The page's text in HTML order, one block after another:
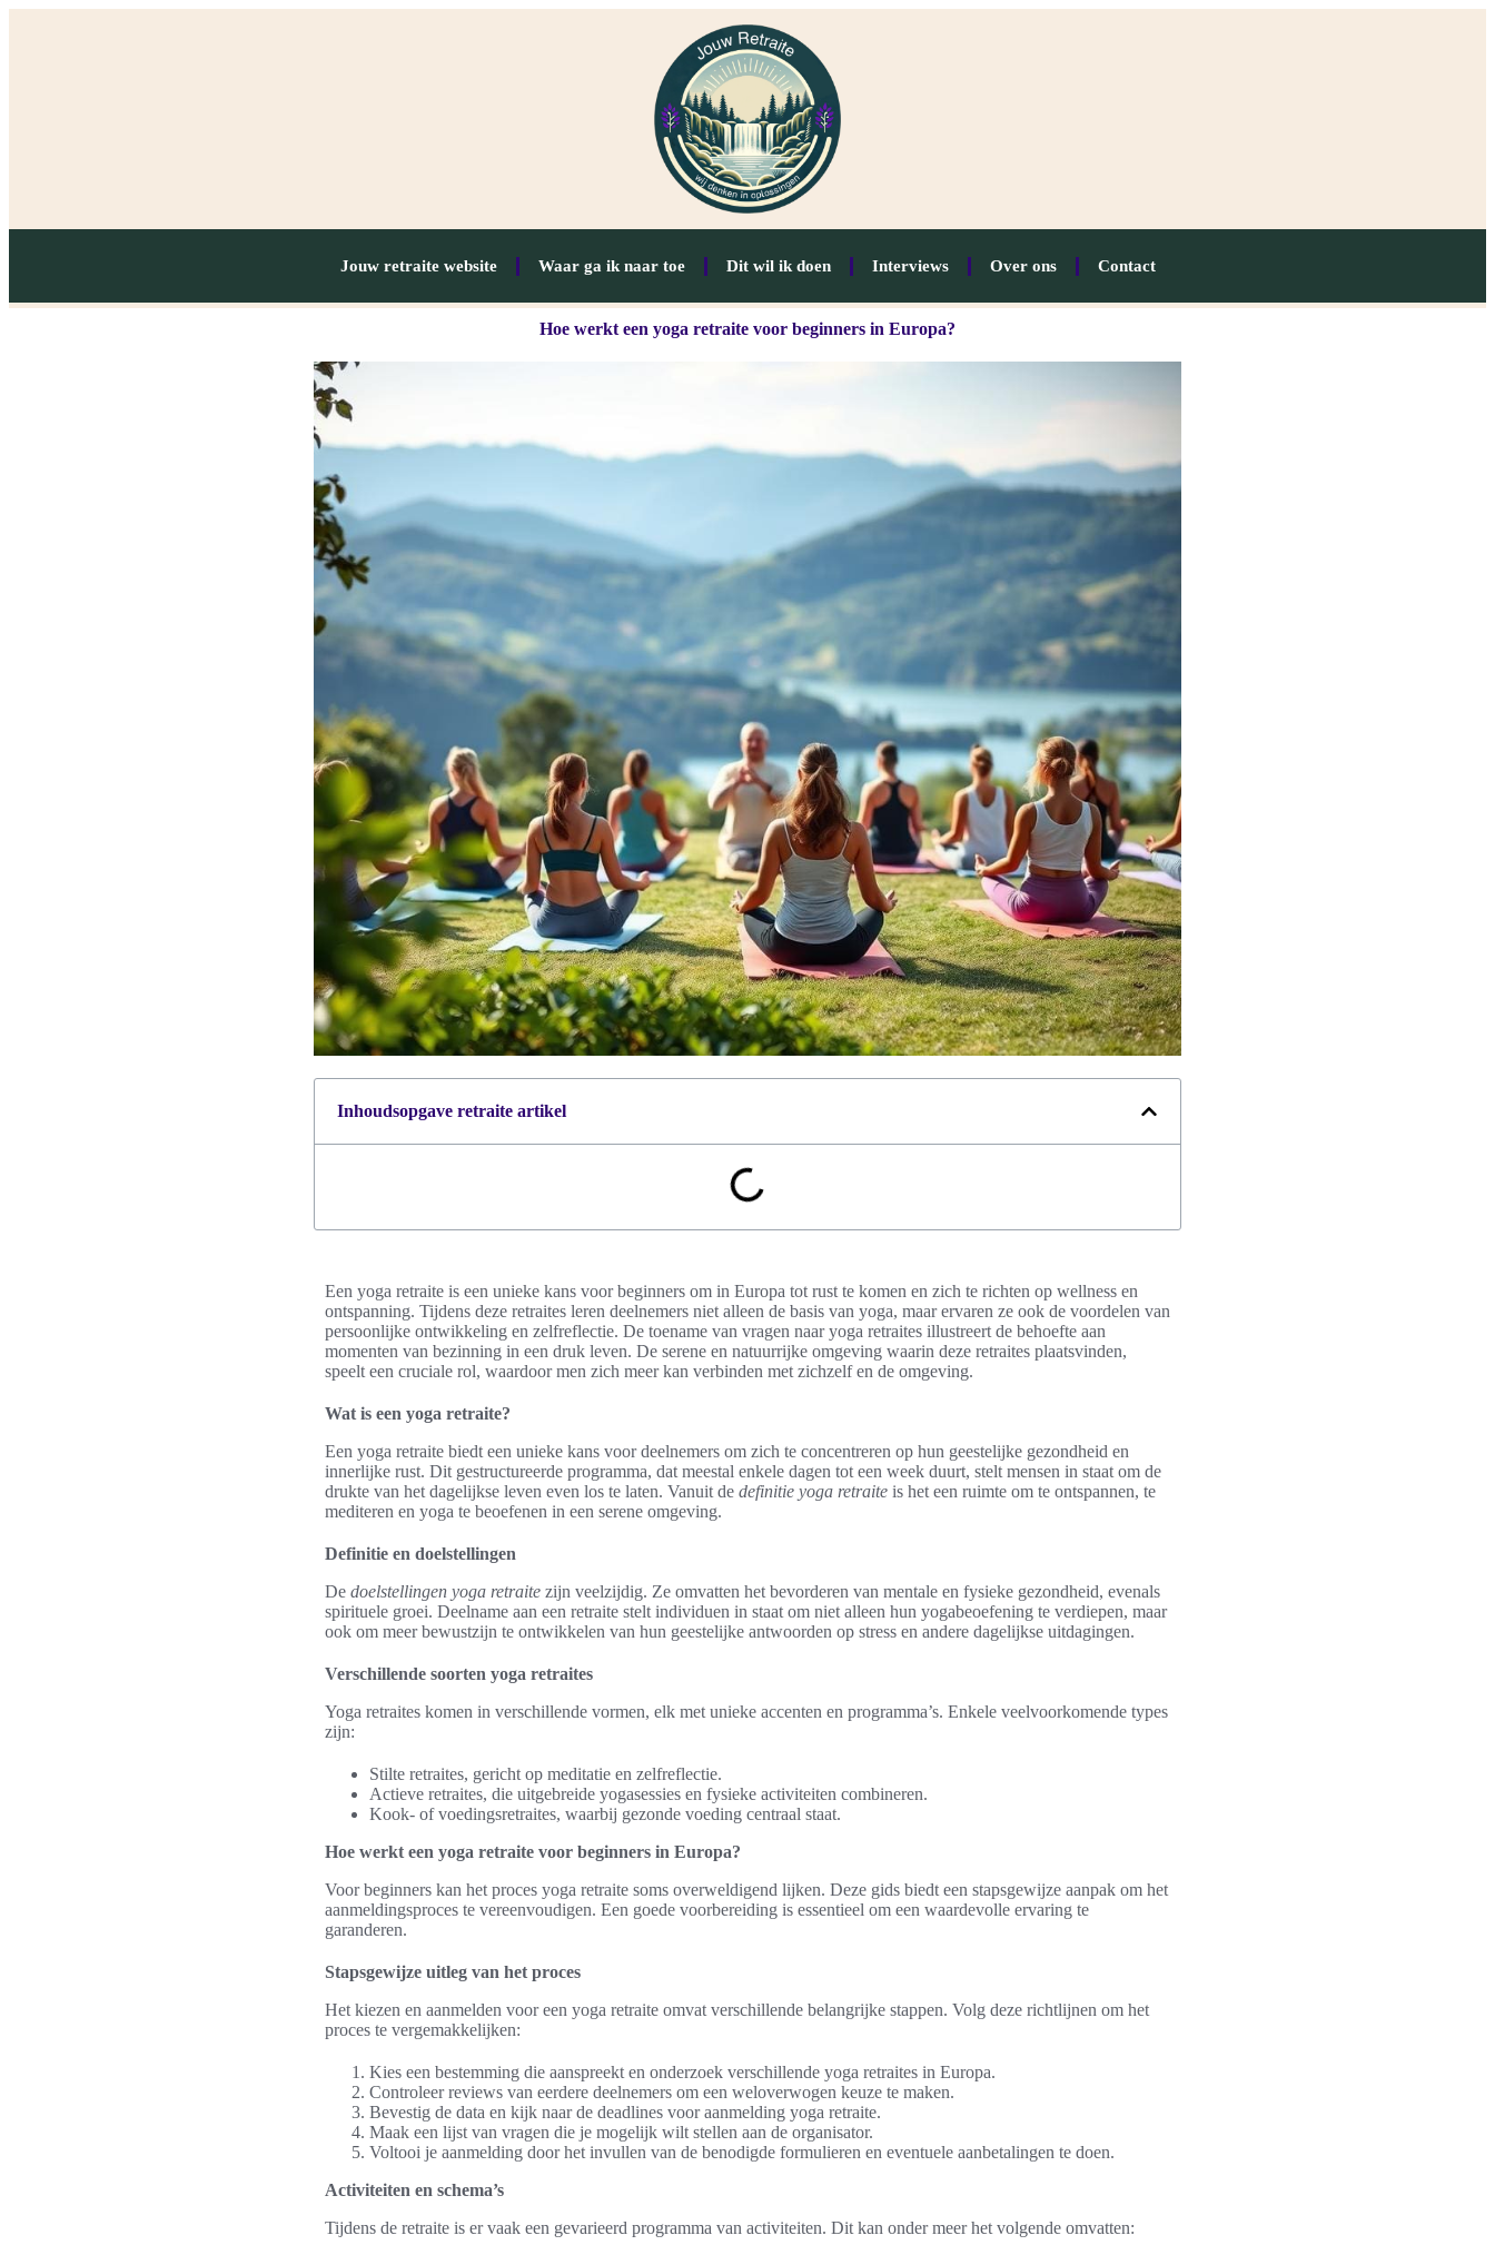
Jouw retraite website Waar ga ik naar toe Dit wil ik doen Interviews Over ons Contact
Hoe werkt een yoga retraite voor beginners in Europa?
Inhoudsopgave retraite artikel
Een yoga retraite is een unieke kans voor beginners om in Europa tot rust te komen en zich te richten op wellness en
ontspanning. Tijdens deze retraites leren deelnemers niet alleen de basis van yoga, maar ervaren ze ook de voordelen van
persoonlijke ontwikkeling en zelfreflectie. De toename van vragen naar yoga retraites illustreert de behoefte aan
momenten van bezinning in een druk leven. De serene en natuurrijke omgeving waarin deze retraites plaatsvinden,
speelt een cruciale rol, waardoor men zich meer kan verbinden met zichzelf en de omgeving.
Wat is een yoga retraite?
Een yoga retraite biedt een unieke kans voor deelnemers om zich te concentreren op hun geestelijke gezondheid en
innerlijke rust. Dit gestructureerde programma, dat meestal enkele dagen tot een week duurt, stelt mensen in staat om de
drukte van het dagelijkse leven even los te laten. Vanuit de definitie yoga retraite is het een ruimte om te ontspannen, te
mediteren en yoga te beoefenen in een serene omgeving.
Definitie en doelstellingen
De doelstellingen yoga retraite zijn veelzijdig. Ze omvatten het bevorderen van mentale en fysieke gezondheid, evenals
spirituele groei. Deelname aan een retraite stelt individuen in staat om niet alleen hun yogabeoefening te verdiepen, maar
ook om meer bewustzijn te ontwikkelen van hun geestelijke antwoorden op stress en andere dagelijkse uitdagingen.
Verschillende soorten yoga retraites
Yoga retraites komen in verschillende vormen, elk met unieke accenten en programma’s. Enkele veelvoorkomende types
zijn:
Stilte retraites, gericht op meditatie en zelfreflectie.
Actieve retraites, die uitgebreide yogasessies en fysieke activiteiten combineren.
Kook- of voedingsretraites, waarbij gezonde voeding centraal staat.
Hoe werkt een yoga retraite voor beginners in Europa?
Voor beginners kan het proces yoga retraite soms overweldigend lijken. Deze gids biedt een stapsgewijze aanpak om het
aanmeldingsproces te vereenvoudigen. Een goede voorbereiding is essentieel om een waardevolle ervaring te
garanderen.
Stapsgewijze uitleg van het proces
Het kiezen en aanmelden voor een yoga retraite omvat verschillende belangrijke stappen. Volg deze richtlijnen om het
proces te vergemakkelijken:
Kies een bestemming die aanspreekt en onderzoek verschillende yoga retraites in Europa.
Controleer reviews van eerdere deelnemers om een weloverwogen keuze te maken.
Bevestig de data en kijk naar de deadlines voor aanmelding yoga retraite.
Maak een lijst van vragen die je mogelijk wilt stellen aan de organisator.
Voltooi je aanmelding door het invullen van de benodigde formulieren en eventuele aanbetalingen te doen.
Activiteiten en schema’s
Tijdens de retraite is er vaak een gevarieerd programma van activiteiten. Dit kan onder meer het volgende omvatten: